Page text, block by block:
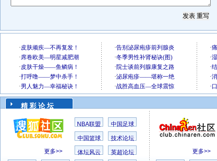
精 彩 论 坛
更多>>
NBA联盟 中国足球
中国篮球 技术论坛
体坛风云 英超论坛 更多>>